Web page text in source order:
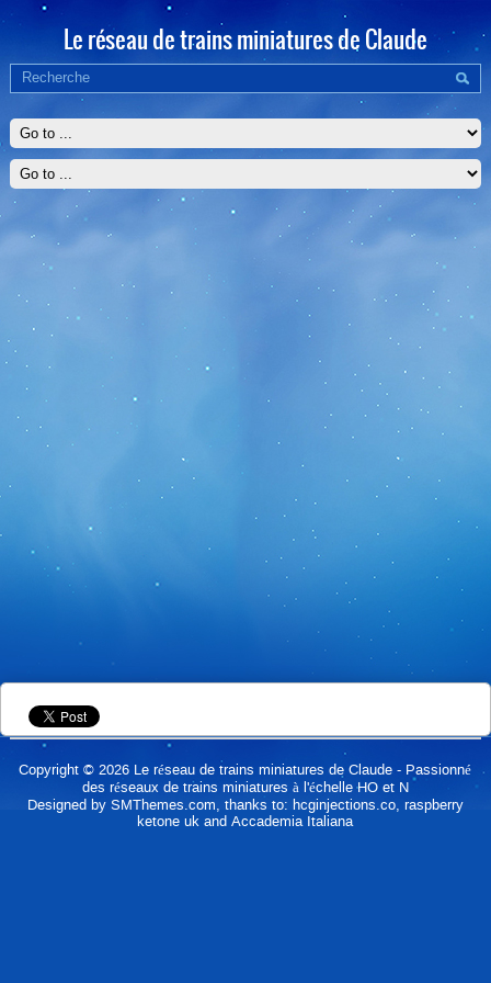
Le réseau de trains miniatures de Claude
Copyright © 2026 Le réseau de trains miniatures de Claude - Passionné
des réseaux de trains miniatures à l'échelle HO et N
Designed by SMThemes.com, thanks to: hcginjections.co, raspberry
ketone uk andAccademia Italiana